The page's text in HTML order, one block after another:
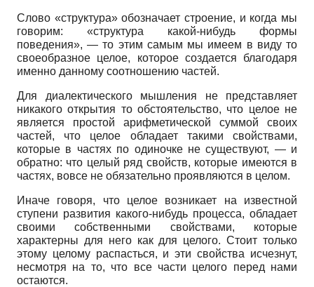
Слово «структура» обозначает строение, и когда мы
говорим: «структура какой-нибудь формы
поведения»,—то этим самым мы имеем в виду то
своеобразное целое, которое создается благодаря
именно данному соотношению частей.
Для диалектического мышления не представляет
никакого открытия то обстоятельство, что целое не
является простой арифметической суммой своих
частей, что целое обладает такими свойствами,
которые в частях по одиночке не существуют, — и
обратно: что целый ряд свойств, которые имеются в
частях, вовсе не обязательно проявляются в целом.
Иначе говоря, что целое возникает на известной
ступени развития какого-нибудь процесса, обладает
своими собственными свойствами, которые
характерны для него как для целого. Стоит только
этому целому распасться, и эти свойства исчезнут,
несмотря на то, что все части целого перед нами
остаются.